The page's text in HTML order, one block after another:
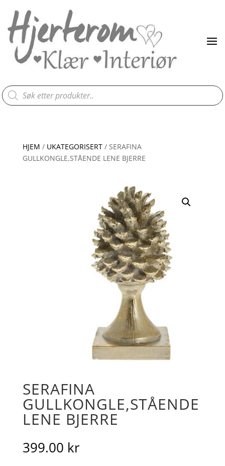
Products
search
HJEM / UKATEGORISERT/ SERAFINA
GULLKONGLE,STÅENDE LENE BJERRE
SERAFINA
GULLKONGLE,STÅENDE
LENE BJERRE
399.00 kr